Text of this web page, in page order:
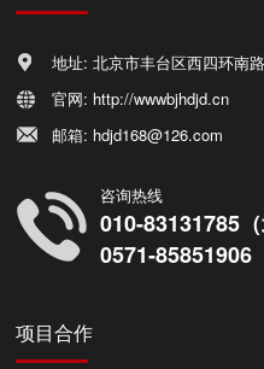
地址: 北京市丰台区西四环南
官网: http://wwwbjhdjd.cn
邮箱: hdjd168@126.com
咨询热线
010-83131785
0571-85851906
项目合作